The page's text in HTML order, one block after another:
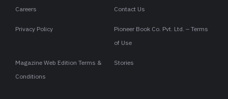
Careers Contact Us
Privacy Policy
Pioneer Book Co. Pvt. Ltd. – Terms
of Use
Magazine Web Edition Terms &
Conditions
Stories